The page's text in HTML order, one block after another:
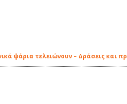
ψάρια τελειώνουν – Δράσεις και